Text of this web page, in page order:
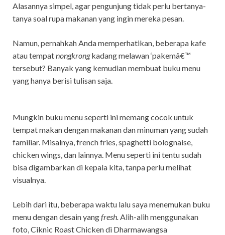
Alasannya simpel, agar pengunjung tidak perlu bertanya-
tanya soal rupa makanan yang ingin mereka pesan.
Namun, pernahkah Anda memperhatikan, beberapa kafe
atau tempatnongkrongkadang melawan ‘pakemâ€™
tersebut? Banyak yang kemudian membuat buku menu
yang hanya berisi tulisan saja.
Mungkin buku menu seperti ini memang cocok untuk
tempat makan dengan makanan dan minuman yang sudah
familiar. Misalnya, french fries, spaghetti bolognaise,
chicken wings, dan lainnya. Menu seperti ini tentu sudah
bisa digambarkan di kepala kita, tanpa perlu melihat
visualnya.
Lebih dari itu, beberapa waktu lalu saya menemukan buku
menu dengan desain yangfresh.Alih-alih menggunakan
foto, Ciknic Roast Chicken di Dharmawangsa